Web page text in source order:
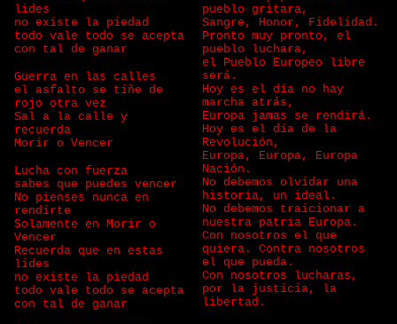
lides
no existe la piedad
todo vale todo se acepta
con tal de ganar
Guerra en las calles
el asfalto se tiñe de
rojo otra vez
Sal a la calle y
recuerda
Morir o Vencer
Lucha con fuerza
sabes que puedes vencer
No pienses nunca en
rendirte
Solamente en Morir o
Vencer
Recuerda que en estas
lides
no existe la piedad
todo vale todo se acepta
con tal de ganar
pueblo gritara,
Sangre, Honor, Fidelidad.
Pronto muy pronto, el
pueblo luchara,
el Pueblo Europeo libre
será.
Hoy es el día no hay
marcha atrás,
Europa jamas se rendirá.
Hoy es el día de la
Revolución,
Europa, Europa, Europa
Nación.
No debemos olvidar una
historia, un ideal.
No debemos traicionar a
nuestra patria Europa.
Con nosotros el que
quiera. Contra nosotros
el que pueda.
Con nosotros lucharas,
por la justicia, la
libertad.